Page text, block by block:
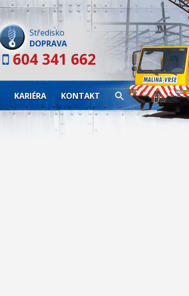
Středisko
DOPRAVA
604 341 662
Skip
to
content
KARIÉRA KONTAKT